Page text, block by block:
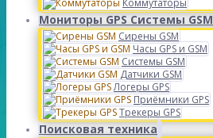
Коммутаторы
Мониторы GPS Системы GSM
Сирены GSM
Часы GPS и GSM
Системы GSM
Датчики GSM
Логеры GPS
Приёмники GPS
Трекеры GPS
Поисковая техника